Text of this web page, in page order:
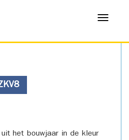
Menu
het bouwjaar in de kleur